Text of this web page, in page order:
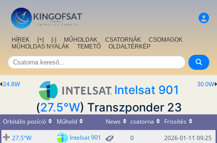
HÍREK [+] [-] MŰHOLDAK CSATORNÁK
CSOMAGOK
MŰHOLDAS NYALÁK
TEMETŐ OLDALTÉRKÉP
30.0W
24.8W
Intelsat 901
(27.5°W) Transzponder 23
Orbitális pozíció Műhold News csatorna
Frissítés
27.5°W
Intelsat 901 0 2026-01-11 09:25